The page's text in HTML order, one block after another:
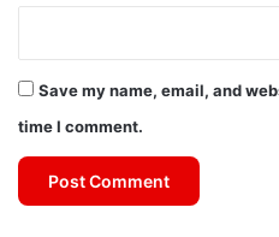
Save my name, email, and
time I comment.